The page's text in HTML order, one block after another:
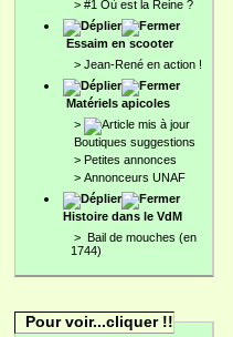
> #1 Où est la Reine ?
Essaim en scooter
> Jean-René en action !
Matériels apicoles
>
Boutiques suggestions
> Petites annonces
> Annonceurs UNAF
Histoire dans le VdM
> Bail de mouches (en
1744)
Pour voir...cliquer !!